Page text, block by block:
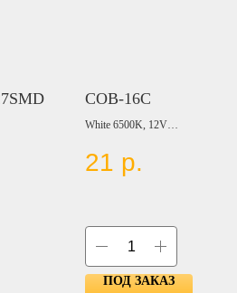
COB-16C
White 6500K, 12V
Size:26*16mm,
LED Type: COB
21 р.
ПОД ЗАКАЗ